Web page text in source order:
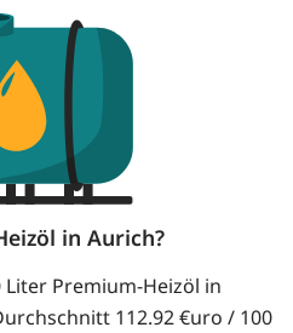
in Aurich?
Liter Premium-Heizöl in
112.92 €uro / 100